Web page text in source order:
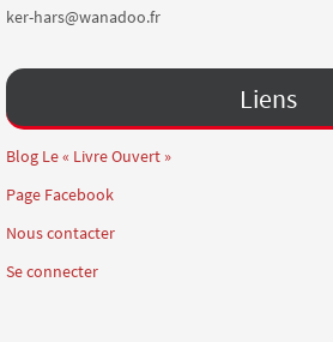
ker-hars@wanadoo.fr
Liens
Blog Le « Livre Ouvert »
Page Facebook
Nous contacter
Se connecter